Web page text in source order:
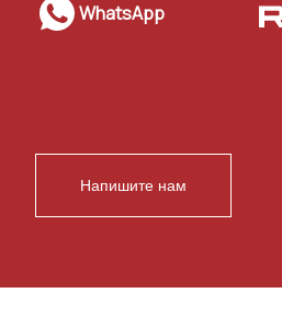
WhatsApp
Напишите нам